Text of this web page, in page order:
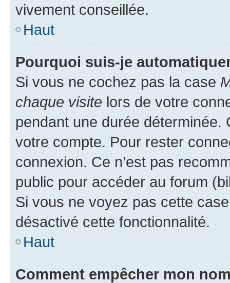
vivement conseillée.
Haut
Pourquoi suis-je
Si vous ne cochez pas la case
chaque visite lors de votre
pendant une durée déterminée.
votre compte. Pour rester
connexion. Ce n’est pas
public pour accéder au forum
Si vous ne voyez pas cette
désactivé cette fonctionnalité.
Haut
Comment empêcher mon